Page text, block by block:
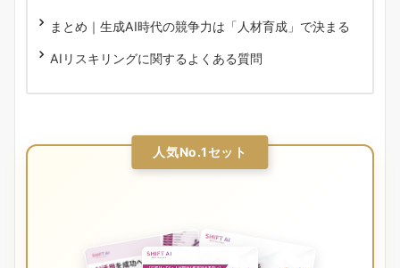
まとめ｜生成AI時代の競争力は「人材育成」で決まる
AIリスキリングに関するよくある質問
人気No.1セット